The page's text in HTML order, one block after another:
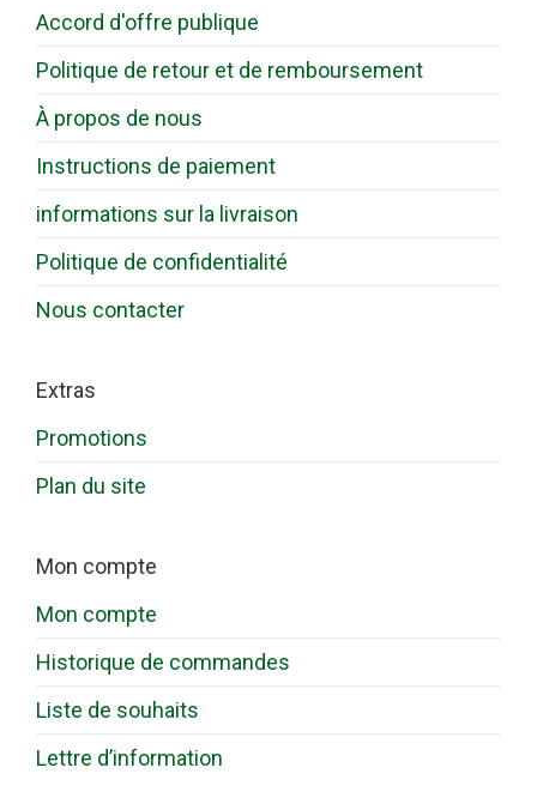
Accord d'offre publique
Politique de retour et de remboursement
À propos de nous
Instructions de paiement
informations sur la livraison
Politique de confidentialité
Nous contacter
Extras
Promotions
Plan du site
Mon compte
Mon compte
Historique de commandes
Liste de souhaits
Lettre d’information